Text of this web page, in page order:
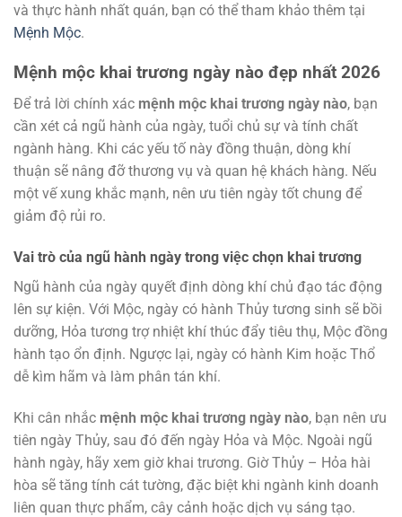
và thực hành nhất quán, bạn có thể tham khảo thêm tại
Mệnh Mộc.
Mệnh mộc khai trương ngày nào đẹp nhất 2026
Để trả lời chính xác mệnh mộc khai trương ngày nào, bạn
cần xét cả ngũ hành của ngày, tuổi chủ sự và tính chất
ngành hàng. Khi các yếu tố này đồng thuận, dòng khí
thuận sẽ nâng đỡ thương vụ và quan hệ khách hàng. Nếu
một vế xung khắc mạnh, nên ưu tiên ngày tốt chung để
giảm độ rủi ro.
Vai trò của ngũ hành ngày trong việc chọn khai trương
Ngũ hành của ngày quyết định dòng khí chủ đạo tác động
lên sự kiện. Với Mộc, ngày có hành Thủy tương sinh sẽ bồi
dưỡng, Hỏa tương trợ nhiệt khí thúc đẩy tiêu thụ, Mộc đồng
hành tạo ổn định. Ngược lại, ngày có hành Kim hoặc Thổ
dễ kìm hãm và làm phân tán khí.
Khi cân nhắc mệnh mộc khai trương ngày nào, bạn nên ưu
tiên ngày Thủy, sau đó đến ngày Hỏa và Mộc. Ngoài ngũ
hành ngày, hãy xem giờ khai trương. Giờ Thủy – Hỏa hài
hòa sẽ tăng tính cát tường, đặc biệt khi ngành kinh doanh
liên quan thực phẩm, cây cảnh hoặc dịch vụ sáng tạo.